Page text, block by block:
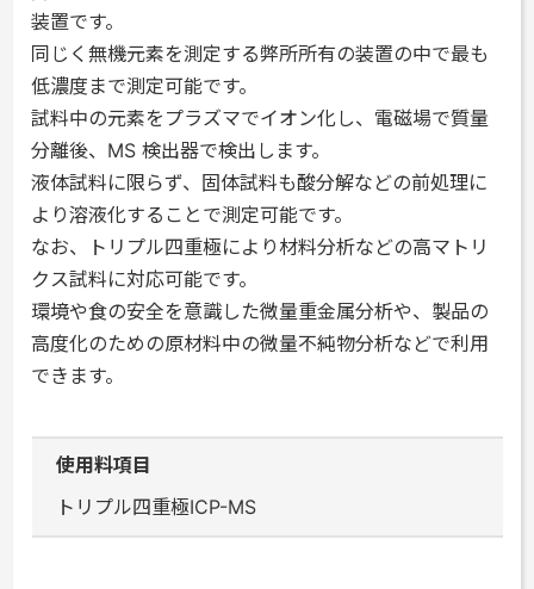
装置です。
同じく無機元素を測定する弊所所有の装置の中で最も
低濃度まで測定可能です。
試料中の元素をプラズマでイオン化し、電磁場で質量
分離後、MS 検出器で検出します。
液体試料に限らず、固体試料も酸分解などの前処理に
より溶液化することで測定可能です。
なお、トリプル四重極により材料分析などの高マトリ
クス試料に対応可能です。
環境や食の安全を意識した微量重金属分析や、製品の
高度化のための原材料中の微量不純物分析などで利用
できます。
使用料項目
トリプル四重極ICP-MS